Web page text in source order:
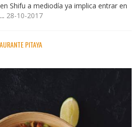
Shifu a mediodía ya implica entrar en
28-10-2017
PITAYA